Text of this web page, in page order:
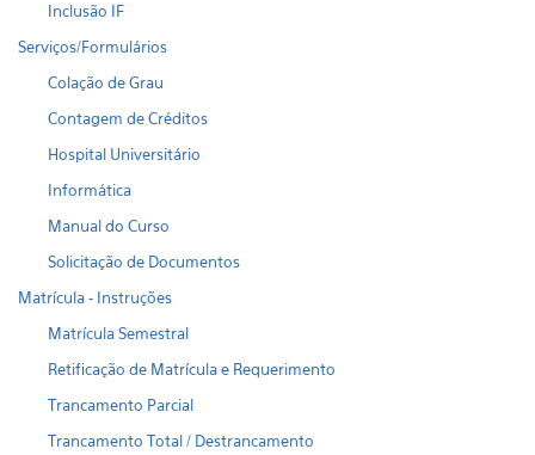
Inclusão IF
Serviços/Formulários
Colação de Grau
Contagem de Créditos
Hospital Universitário
Informática
Manual do Curso
Solicitação de Documentos
Matrícula - Instruções
Matrícula Semestral
Retificação de Matrícula e Requerimento
Trancamento Parcial
Trancamento Total / Destrancamento